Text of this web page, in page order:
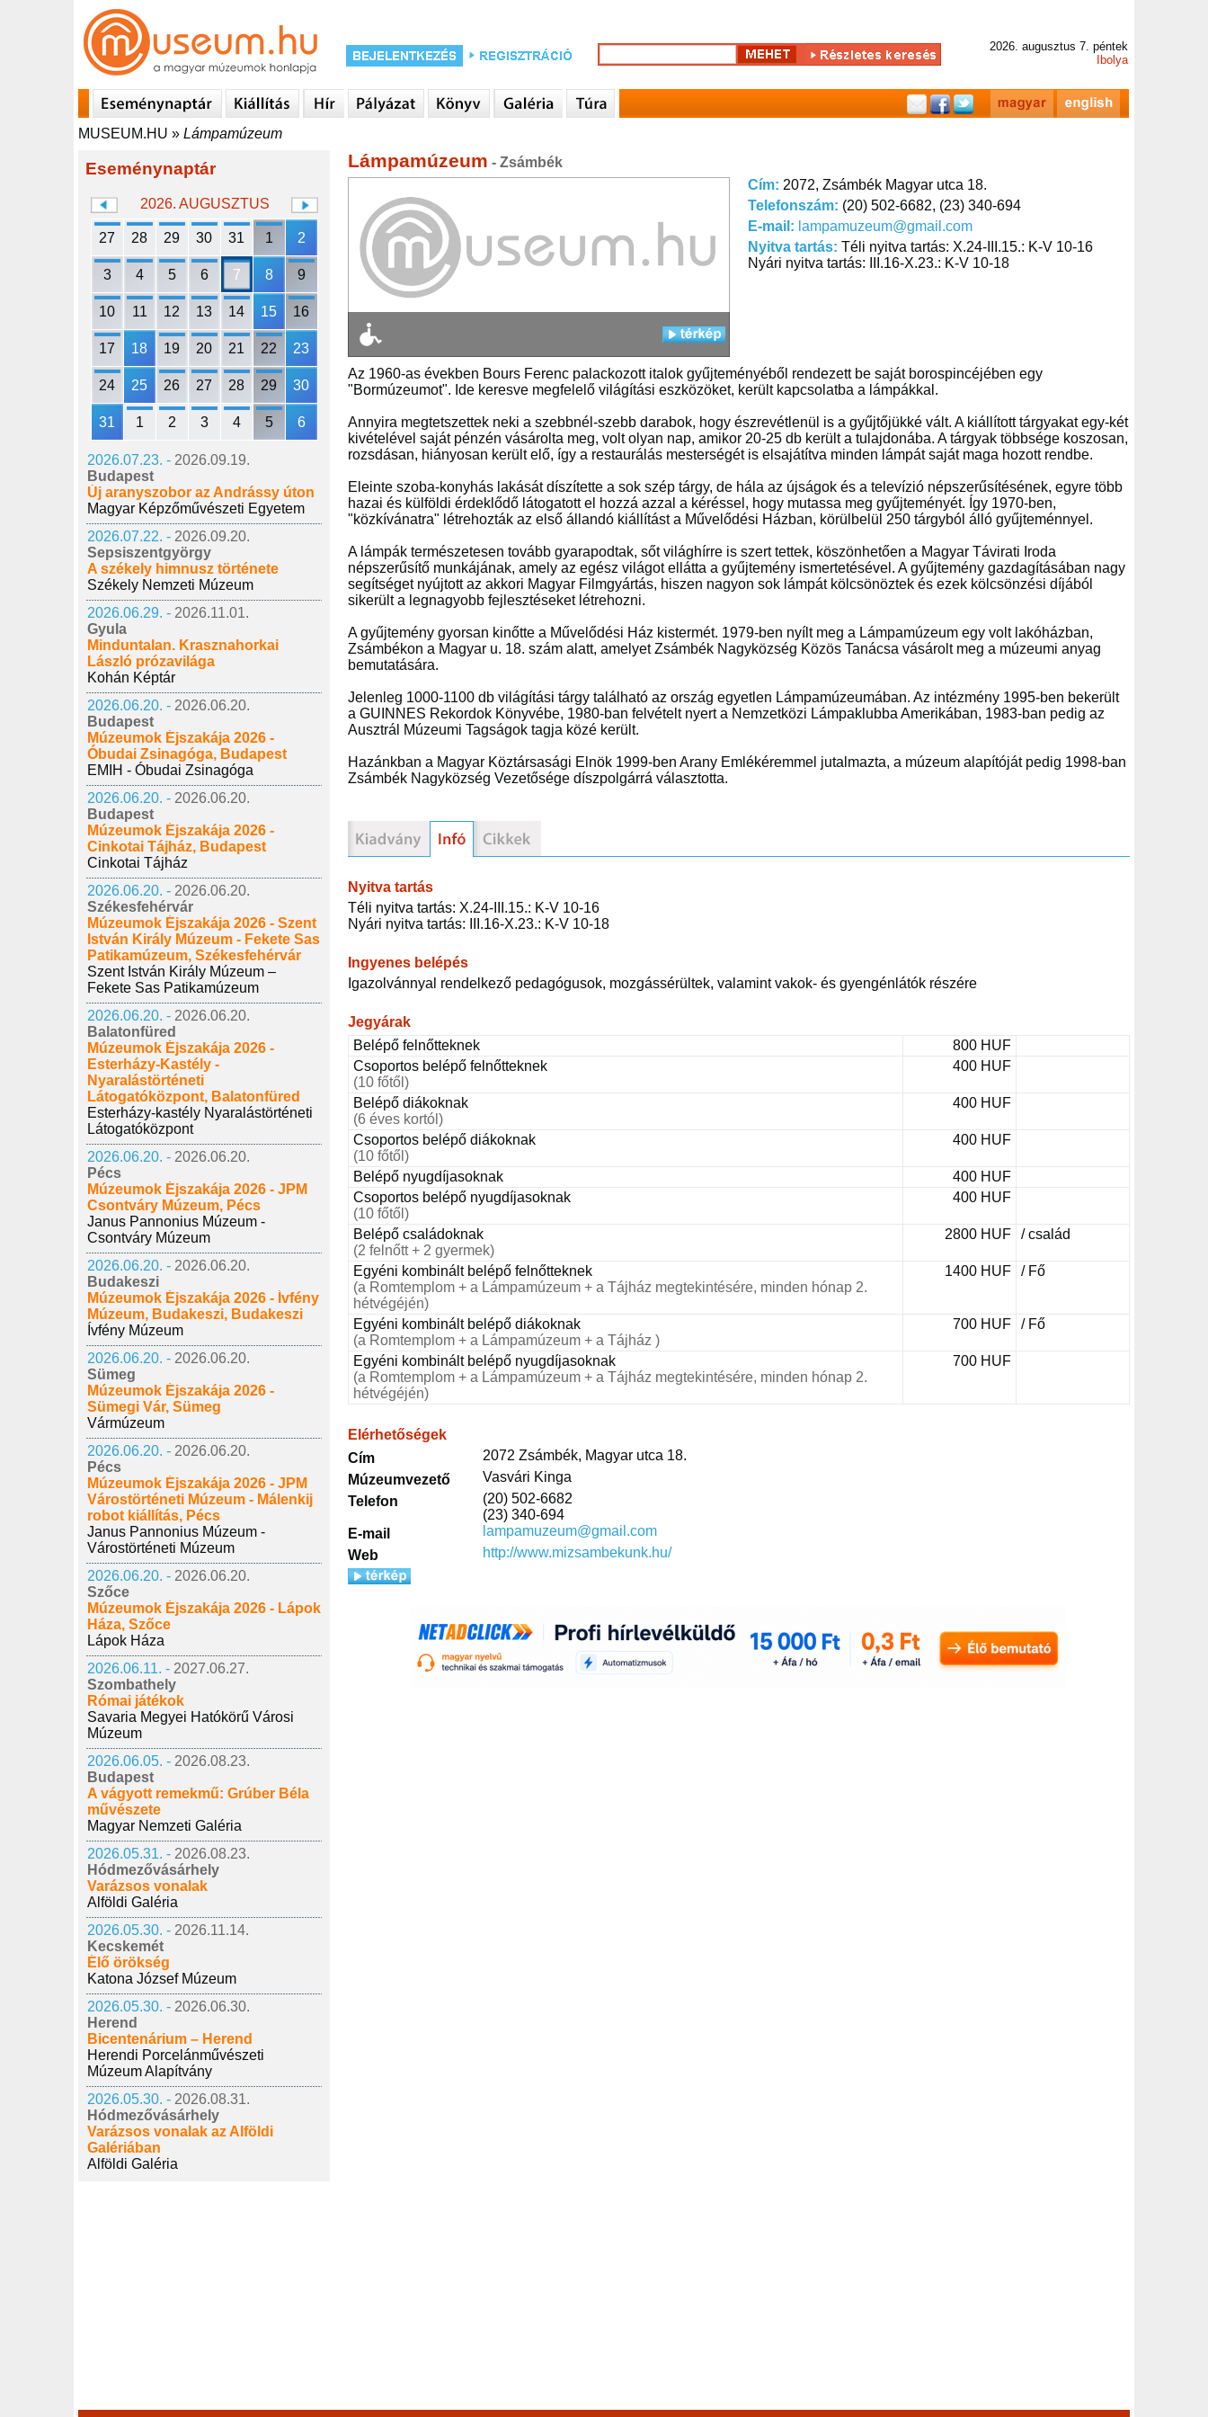
2026. augusztus 7. péntek
Ibolya
MUSEUM.HU » Lámpamúzeum
Eseménynaptár
2026. AUGUSZTUS
27 28 29 30 31 1 2
3 4 5 6 7 8 9
10 11 12 13 14 15 16
17 18 19 20 21 22 23
24 25 26 27 28 29 30
31 1 2 3 4 5 6
2026.07.23. - 2026.09.19.
Budapest
Új aranyszobor az Andrássy úton
Magyar Képzőművészeti Egyetem
2026.07.22. - 2026.09.20.
Sepsiszentgyörgy
A székely himnusz története
Székely Nemzeti Múzeum
2026.06.29. - 2026.11.01.
Gyula
Minduntalan. Krasznahorkai
László prózavilága
Kohán Képtár
2026.06.20. - 2026.06.20.
Budapest
Múzeumok Éjszakája 2026 -
Óbudai Zsinagóga, Budapest
EMIH - Óbudai Zsinagóga
2026.06.20. - 2026.06.20.
Budapest
Múzeumok Éjszakája 2026 -
Cinkotai Tájház, Budapest
Cinkotai Tájház
2026.06.20. - 2026.06.20.
Székesfehérvár
Múzeumok Éjszakája 2026 - Szent
István Király Múzeum - Fekete Sas
Patikamúzeum, Székesfehérvár
Szent István Király Múzeum –
Fekete Sas Patikamúzeum
2026.06.20. - 2026.06.20.
Balatonfüred
Múzeumok Éjszakája 2026 -
Esterházy-Kastély -
Nyaralástörténeti
Látogatóközpont, Balatonfüred
Esterházy-kastély Nyaralástörténeti
Látogatóközpont
2026.06.20. - 2026.06.20.
Pécs
Múzeumok Éjszakája 2026 - JPM
Csontváry Múzeum, Pécs
Janus Pannonius Múzeum -
Csontváry Múzeum
2026.06.20. - 2026.06.20.
Budakeszi
Múzeumok Éjszakája 2026 - Ívfény
Múzeum, Budakeszi, Budakeszi
Ívfény Múzeum
2026.06.20. - 2026.06.20.
Sümeg
Múzeumok Éjszakája 2026 -
Sümegi Vár, Sümeg
Vármúzeum
2026.06.20. - 2026.06.20.
Pécs
Múzeumok Éjszakája 2026 - JPM
Várostörténeti Múzeum - Málenkij
robot kiállítás, Pécs
Janus Pannonius Múzeum -
Várostörténeti Múzeum
2026.06.20. - 2026.06.20.
Szőce
Múzeumok Éjszakája 2026 - Lápok
Háza, Szőce
Lápok Háza
2026.06.11. - 2027.06.27.
Szombathely
Római játékok
Savaria Megyei Hatókörű Városi
Múzeum
2026.06.05. - 2026.08.23.
Budapest
A vágyott remekmű: Grúber Béla
művészete
Magyar Nemzeti Galéria
2026.05.31. - 2026.08.23.
Hódmezővásárhely
Varázsos vonalak
Alföldi Galéria
2026.05.30. - 2026.11.14.
Kecskemét
Élő örökség
Katona József Múzeum
2026.05.30. - 2026.06.30.
Herend
Bicentenárium – Herend
Herendi Porcelánművészeti
Múzeum Alapítvány
2026.05.30. - 2026.08.31.
Hódmezővásárhely
Varázsos vonalak az Alföldi
Galériában
Alföldi Galéria
Lámpamúzeum - Zsámbék
Cím: 2072, Zsámbék Magyar utca 18.
Telefonszám: (20) 502-6682, (23) 340-694
E-mail: lampamuzeum@gmail.com
Nyitva tartás: Téli nyitva tartás: X.24-III.15.: K-V 10-16
Nyári nyitva tartás: III.16-X.23.: K-V 10-18
Az 1960-as években Bours Ferenc palackozott italok gyűjteményéből rendezett be saját borospincéjében egy
"Bormúzeumot". Ide keresve megfelelő világítási eszközöket, került kapcsolatba a lámpákkal.
Annyira megtetszettek neki a szebbnél-szebb darabok, hogy észrevétlenül is a gyűjtőjükké vált. A kiállított tárgyakat egy-két
kivételével saját pénzén vásárolta meg, volt olyan nap, amikor 20-25 db került a tulajdonába. A tárgyak többsége koszosan,
rozsdásan, hiányosan került elő, így a restaurálás mesterségét is elsajátítva minden lámpát saját maga hozott rendbe.
Eleinte szoba-konyhás lakását díszítette a sok szép tárgy, de hála az újságok és a televízió népszerűsítésének, egyre több
hazai és külföldi érdeklődő látogatott el hozzá azzal a kéréssel, hogy mutassa meg gyűjteményét. Így 1970-ben,
"közkívánatra" létrehozták az első állandó kiállítást a Művelődési Házban, körülbelül 250 tárgyból álló gyűjteménnyel.
A lámpák természetesen tovább gyarapodtak, sőt világhírre is szert tettek, köszönhetően a Magyar Távirati Iroda
népszerűsítő munkájának, amely az egész világot ellátta a gyűjtemény ismertetésével. A gyűjtemény gazdagításában nagy
segítséget nyújtott az akkori Magyar Filmgyártás, hiszen nagyon sok lámpát kölcsönöztek és ezek kölcsönzési díjából
sikerült a legnagyobb fejlesztéseket létrehozni.
A gyűjtemény gyorsan kinőtte a Művelődési Ház kistermét. 1979-ben nyílt meg a Lámpamúzeum egy volt lakóházban,
Zsámbékon a Magyar u. 18. szám alatt, amelyet Zsámbék Nagyközség Közös Tanácsa vásárolt meg a múzeumi anyag
bemutatására.
Jelenleg 1000-1100 db világítási tárgy található az ország egyetlen Lámpamúzeumában. Az intézmény 1995-ben bekerült
a GUINNES Rekordok Könyvébe, 1980-ban felvételt nyert a Nemzetközi Lámpaklubba Amerikában, 1983-ban pedig az
Ausztrál Múzeumi Tagságok tagja közé került.
Hazánkban a Magyar Köztársasági Elnök 1999-ben Arany Emlékéremmel jutalmazta, a múzeum alapítóját pedig 1998-ban
Zsámbék Nagyközség Vezetősége díszpolgárrá választotta.
Nyitva tartás
Téli nyitva tartás: X.24-III.15.: K-V 10-16
Nyári nyitva tartás: III.16-X.23.: K-V 10-18
Ingyenes belépés
Igazolvánnyal rendelkező pedagógusok, mozgássérültek, valamint vakok- és gyengénlátók részére
Jegyárak
Belépő felnőtteknek
800 HUF
Csoportos belépő felnőtteknek
(10 főtől)
400 HUF
Belépő diákoknak
(6 éves kortól)
400 HUF
Csoportos belépő diákoknak
(10 főtől)
400 HUF
Belépő nyugdíjasoknak
400 HUF
Csoportos belépő nyugdíjasoknak
(10 főtől)
400 HUF
Belépő családoknak
(2 felnőtt + 2 gyermek)
2800 HUF / család
Egyéni kombinált belépő felnőtteknek
(a Romtemplom + a Lámpamúzeum + a Tájház megtekintésére, minden hónap 2.
hétvégéjén)
1400 HUF / Fő
Egyéni kombinált belépő diákoknak
(a Romtemplom + a Lámpamúzeum + a Tájház )
700 HUF / Fő
Egyéni kombinált belépő nyugdíjasoknak
(a Romtemplom + a Lámpamúzeum + a Tájház megtekintésére, minden hónap 2.
hétvégéjén)
700 HUF
Elérhetőségek
Cím
2072 Zsámbék, Magyar utca 18.
Múzeumvezető
Vasvári Kinga
Telefon
(20) 502-6682
(23) 340-694
E-mail
lampamuzeum@gmail.com
Web
http://www.mizsambekunk.hu/